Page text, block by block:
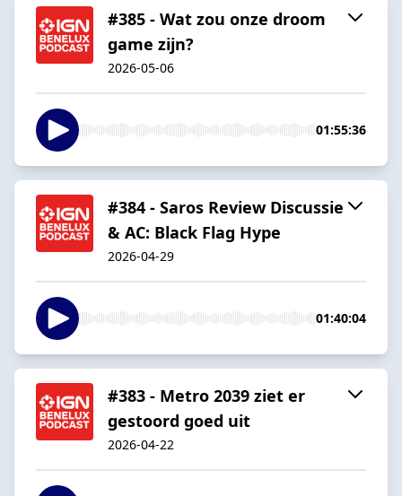
#385 - Wat zou onze droom
game zijn?
2026-05-06
01:55:36
#384 - Saros Review Discussie
& AC: Black Flag Hype
2026-04-29
01:40:04
#383 - Metro 2039 ziet er
gestoord goed uit
2026-04-22